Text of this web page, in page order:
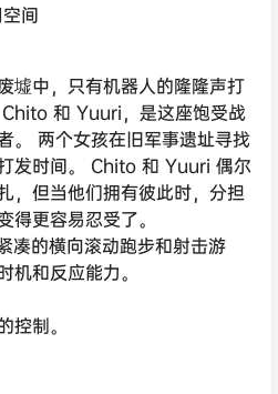
间
墟中，只有机器人的隆隆声打
和 Yuuri，是这座饱受战
。 两个女孩在旧军事遗址寻找
发时间。 Chito 和 Yuuri 偶尔
，但当他们拥有彼此时，分担
得更容易忍受了。
凑的横向滚动跑步和射击游
机和反应能力。
控制。